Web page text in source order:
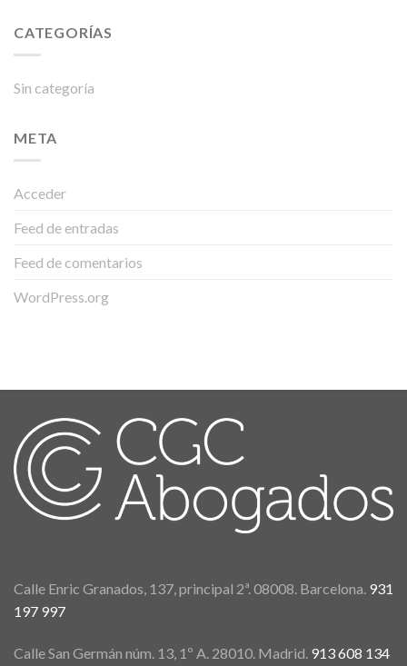
CATEGORÍAS
Sin categoría
META
Acceder
Feed de entradas
Feed de comentarios
WordPress.org
Calle Enric Granados, 137, principal 2ª. 08008. Barcelona. 931
197 997
Calle San Germán núm. 13, 1º A. 28010. Madrid. 913 608 134